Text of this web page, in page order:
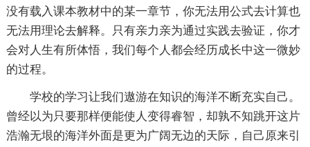
没有载入课本教材中的某一章节，你无法用公式去计算也
无法用理论去解释。只有亲力亲为通过实践去验证，你才
会对人生有所体悟，我们每个人都会经历成长中这一微妙
的过程。
学校的学习让我们遨游在知识的海洋不断充实自己。
曾经以为只要那样便能使人变得睿智，却孰不知跳开这片
浩瀚无垠的海洋外面是更为广阔无边的天际，自己原来引